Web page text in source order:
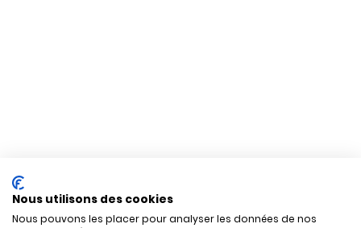
Nous utilisons des cookies
Nous pouvons les placer pour analyser les données de nos